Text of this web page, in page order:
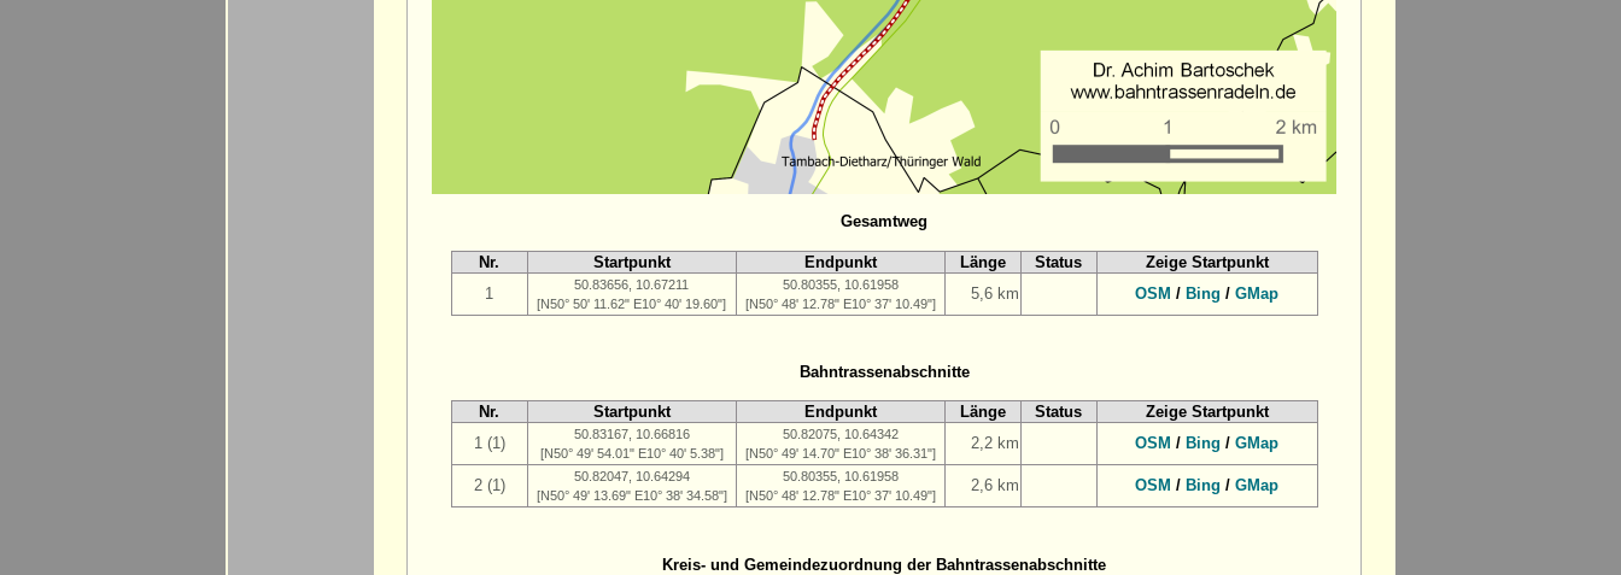
Gesamtweg
Nr. Startpunkt Endpunkt Länge Status
Zeige Startpunkt
1
50.83656, 10.67211
[N50° 50' 11.62" E10° 40' 19.60"]
50.80355, 10.61958
[N50° 48' 12.78" E10° 37' 10.49"]
5,6 km OSM / Bing / GMap
Bahntrassenabschnitte
Nr. Startpunkt Endpunkt Länge Status
Zeige Startpunkt
1 (1)
50.83167, 10.66816
[N50° 49' 54.01" E10° 40' 5.38"]
50.82075, 10.64342
[N50° 49' 14.70" E10° 38' 36.31"]
2,2 km OSM / Bing / GMap
2 (1)
50.82047, 10.64294
[N50° 49' 13.69" E10° 38' 34.58"]
50.80355, 10.61958
[N50° 48' 12.78" E10° 37' 10.49"]
2,6 km OSM / Bing / GMap
Kreis- und Gemeindezuordnung der Bahntrassenabschnitte